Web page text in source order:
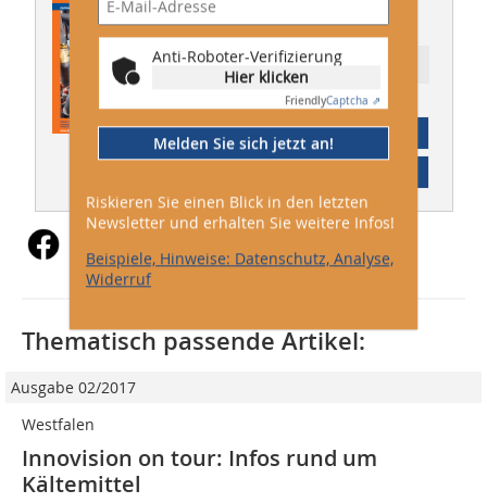
KKA 03/2017
Ressort: Branche
Abonnement
Anti-Roboter-Verifizierung
Hier klicken
FriendlyCaptcha ⇗
Melden Sie sich jetzt an!
Riskieren Sie einen Blick in den letzten
Newsletter und erhalten Sie weitere Infos!
Beispiele, Hinweise: Datenschutz, Analyse,
Widerruf
Thematisch passende Artikel:
Ausgabe 02/2017
Westfalen
Innovision on tour: Infos rund um
Kältemittel